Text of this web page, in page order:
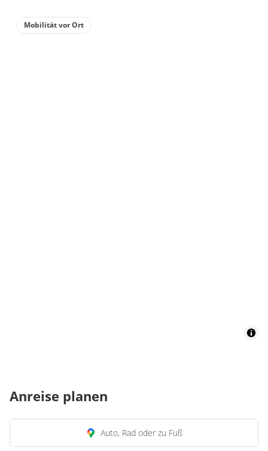
Mobilität vor Ort
Anreise planen
Auto, Rad oder zu Fuß